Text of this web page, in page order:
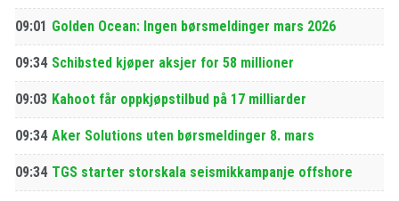
09:01 Golden Ocean: Ingen børsmeldinger mars 2026
09:34 Schibsted kjøper aksjer for 58 millioner
09:03 Kahoot får oppkjøpstilbud på 17 milliarder
09:34 Aker Solutions uten børsmeldinger 8. mars
09:34 TGS starter storskala seismikkampanje offshore